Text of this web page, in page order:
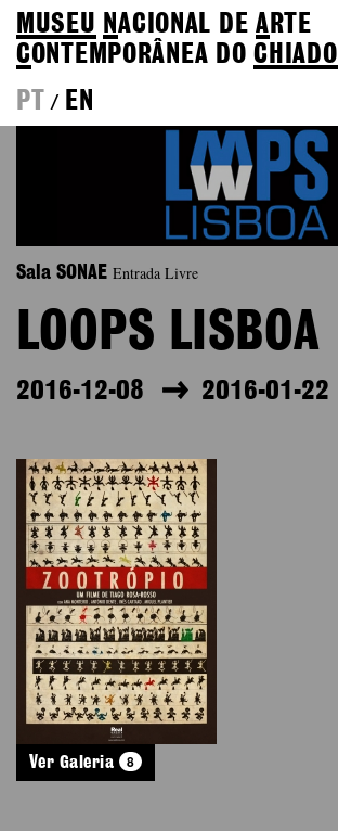
MUSEU NACIONAL DEA RTE
CONTEMPORÂNEA DOCHIADO
PT
/ EN
Sala SONAE Entrada Livre
LOOPS LISBOA
2016-12-08 2016-01-22
Ver Galeria 8